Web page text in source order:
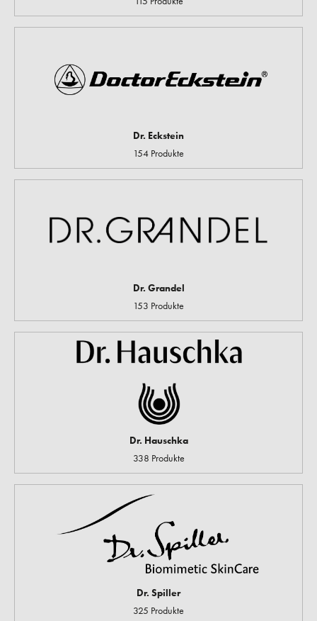
Dr. Eckstein
154 Produkte
Dr. Grandel
153 Produkte
Dr. Hauschka
338 Produkte
Dr. Spiller
325 Produkte